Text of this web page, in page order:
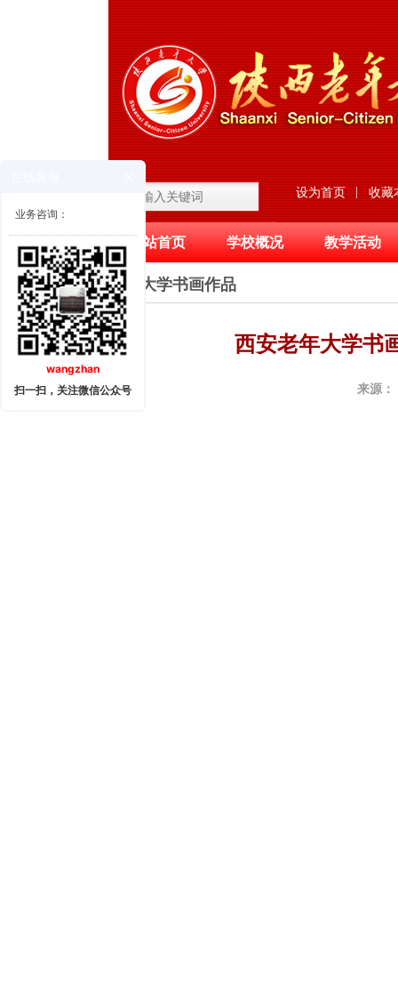
设为首页 | 收藏
网站首页 学校概况 教学活动
滚动图片区
老年大学书画作品
西安老年大学书
来源：
业务咨询：
wangzhan
扫一扫，关注微信公众号